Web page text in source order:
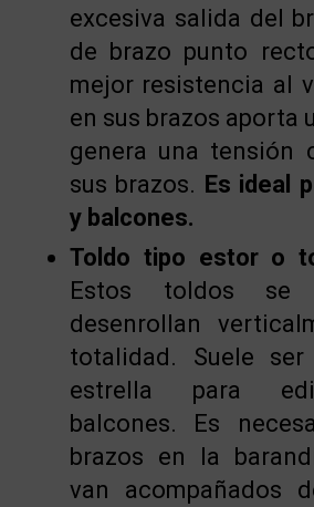
excesiva salida del
de brazo punto
mejor resistencia al
en sus brazos aporta
genera una tensión
sus brazos. Es ideal
y balcones.
Toldo tipo estor o
Estos toldos se
desenrollan
totalidad. Suele
estrella para
balcones. Es
brazos en la
van acompañados